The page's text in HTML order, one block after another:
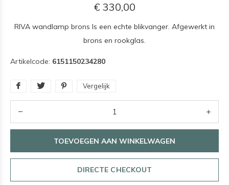
€ 330,00
RIVA wandlamp brons Is een echte blikvanger. Afgewerkt in
brons en rookglas.
Artikelcode: 6151150234280
Vergelijk
TOEVOEGEN AAN WINKELWAGEN
DIRECTE CHECKOUT